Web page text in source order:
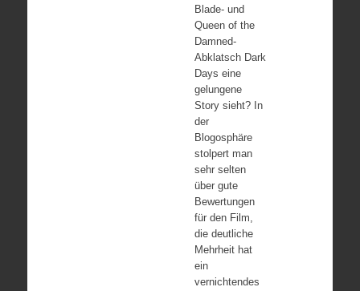
Blade- und
Queen of the
Damned-
Abklatsch Dark
Days eine
gelungene
Story sieht? In
der
Blogosphäre
stolpert man
sehr selten
über gute
Bewertungen
für den Film,
die deutliche
Mehrheit hat
ein
vernichtendes